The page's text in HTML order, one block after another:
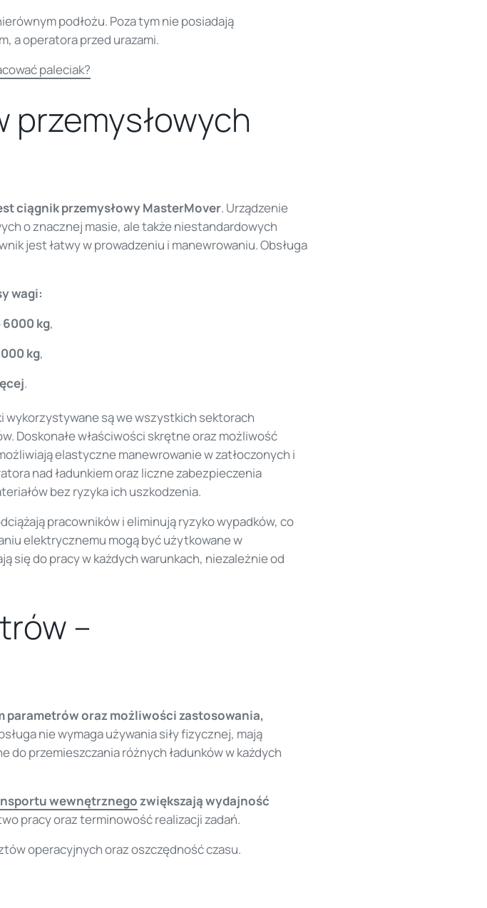
podłożu. Poza tym nie posiadają
a operatora przed urazami.
paleciak?
przemysłowych
ciągnik przemysłowy MasterMover. Urządzenie
o znacznej masie, ale także niestandardowych
jest łatwy w prowadzeniu i manewrowaniu. Obsługa
wagi:
6000 kg,
kg,
.
wykorzystywane są we wszystkich sektorach
Doskonałe właściwości skrętne oraz możliwość
elastyczne manewrowanie w zatłoczonych i
nad ładunkiem oraz liczne zabezpieczenia
bez ryzyka ich uszkodzenia.
pracowników i eliminują ryzyko wypadków, co
elektrycznemu mogą być użytkowane w
się do pracy w każdych warunkach, niezależnie od
–
oraz możliwości zastosowania,
nie wymaga używania siły fizycznej, mają
do przemieszczania różnych ładunków w każdych
wewnętrznegozwiększają wydajność
pracy oraz terminowość realizacji zadań.
operacyjnych oraz oszczędność czasu.